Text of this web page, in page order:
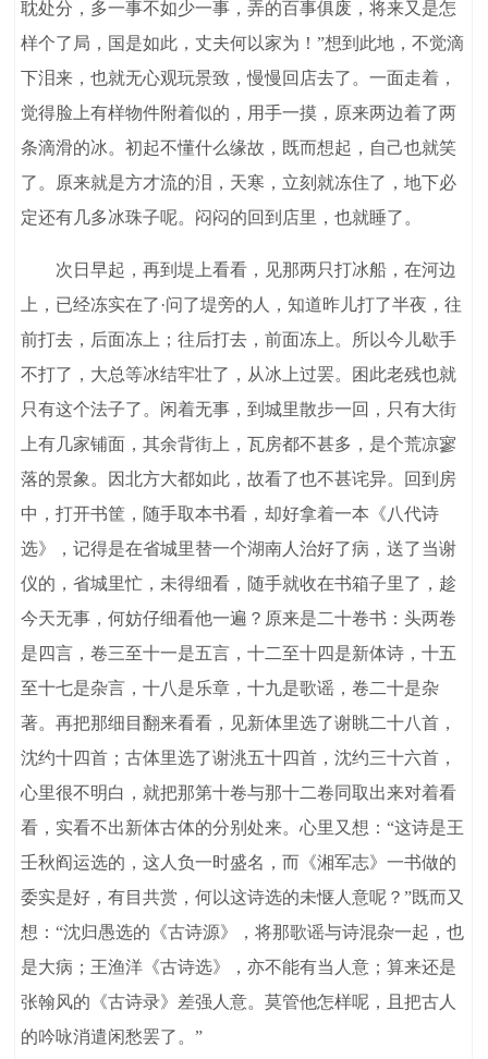
耽处分，多一事不如少一事，弄的百事俱废，将来又是怎
样个了局，国是如此，丈夫何以家为！”想到此地，不觉滴
下泪来，也就无心观玩景致，慢慢回店去了。一面走着，
觉得脸上有样物件附着似的，用手一摸，原来两边着了两
条滴滑的冰。初起不懂什么缘故，既而想起，自己也就笑
了。原来就是方才流的泪，天寒，立刻就冻住了，地下必
定还有几多冰珠子呢。闷闷的回到店里，也就睡了。
次日早起，再到堤上看看，见那两只打冰船，在河边
上，已经冻实在了·问了堤旁的人，知道昨儿打了半夜，往
前打去，后面冻上；往后打去，前面冻上。所以今儿歇手
不打了，大总等冰结牢壮了，从冰上过罢。困此老残也就
只有这个法子了。闲着无事，到城里散步一回，只有大街
上有几家铺面，其余背街上，瓦房都不甚多，是个荒凉寥
落的景象。因北方大都如此，故看了也不甚诧异。回到房
中，打开书筐，随手取本书看，却好拿着一本《八代诗
选》，记得是在省城里替一个湖南人治好了病，送了当谢
仪的，省城里忙，未得细看，随手就收在书箱子里了，趁
今天无事，何妨仔细看他一遍？原来是二十卷书：头两卷
是四言，卷三至十一是五言，十二至十四是新体诗，十五
至十七是杂言，十八是乐章，十九是歌谣，卷二十是杂
著。再把那细目翻来看看，见新体里选了谢眺二十八首，
沈约十四首；古体里选了谢洮五十四首，沈约三十六首，
心里很不明白，就把那第十卷与那十二卷同取出来对着看
看，实看不出新体古体的分别处来。心里又想：“这诗是王
壬秋阎运选的，这人负一时盛名，而《湘军志》一书做的
委实是好，有目共赏，何以这诗选的未惬人意呢？”既而又
想：“沈归愚选的《古诗源》，将那歌谣与诗混杂一起，也
是大病；王渔洋《古诗选》，亦不能有当人意；算来还是
张翰风的《古诗录》差强人意。莫管他怎样呢，且把古人
的吟咏消遣闲愁罢了。”